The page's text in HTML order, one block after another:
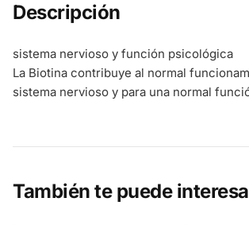
Descripción
sistema nervioso y función psicológica
La Biotina contribuye al normal
sistema nervioso y para una normal
También te puede